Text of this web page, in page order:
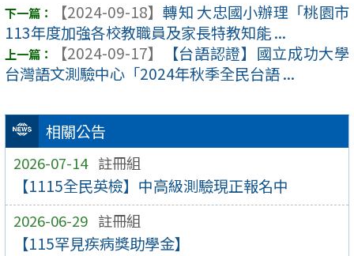
相關公告
2026-07-14 註冊組
【1115全民英檢】中高級測驗現正報名中
2026-06-29 註冊組
【115罕見疾病獎助學金】
【2024-09-18】 轉知 大忠國小辦理「桃園市
113年度加強各校教職員及家長特教知能 ...
【2024-09-17】
【台語認證】國立成功大學
台灣語文測驗中心「2024年秋季全民台語 ...